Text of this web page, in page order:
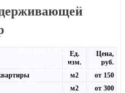
Удаление запахов
Чистка бассейна в Москве
и МО
Ед.
изм.
Цена,
руб.
м2
от 150
м2
от 300